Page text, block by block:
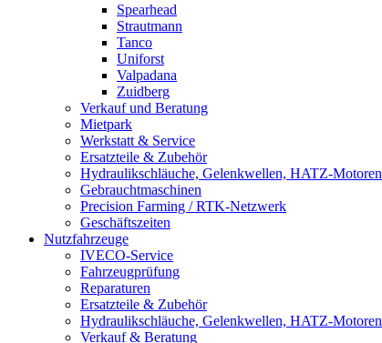
Spearhead
Strautmann
Tanco
Uniforst
Valpadana
Zuidberg
Verkauf und Beratung
Mietpark
Werkstatt & Service
Ersatzteile & Zubehör
Hydraulikschläuche, Gelenkwellen, HATZ-Motoren
Gebrauchtmaschinen
Precision Farming / RTK-Netzwerk
Geschäftszeiten
Nutzfahrzeuge
IVECO-Service
Fahrzeugprüfung
Reparaturen
Ersatzteile & Zubehör
Hydraulikschläuche, Gelenkwellen, HATZ-Motoren
Verkauf & Beratung